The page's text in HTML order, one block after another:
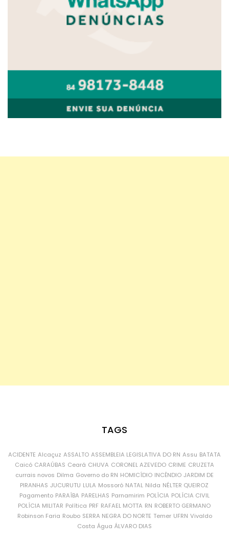
TAGS
ACIDENTE Alcaçuz ASSALTO ASSEMBLEIA LEGISLATIVA DO RN Assu BATATA
Caicó CARAÚBAS Ceará CHUVA CORONEL AZEVEDO CRIME CRUZETA
currais novos Dilma Governo do RN HOMICÍDIO INCÊNDIO JARDIM DE
PIRANHAS JUCURUTU LULA Mossoró NATAL Nilda NÉLTER QUEIROZ
Pagamento PARAÍBA PARELHAS Parnamirim POLÍCIA POLÍCIA CIVIL
POLÍCIA MILITAR Política PRF RAFAEL MOTTA RN ROBERTO GERMANO
Robinson Faria Roubo SERRA NEGRA DO NORTE Temer UFRN Vivaldo
Costa Água ÁLVARO DIAS